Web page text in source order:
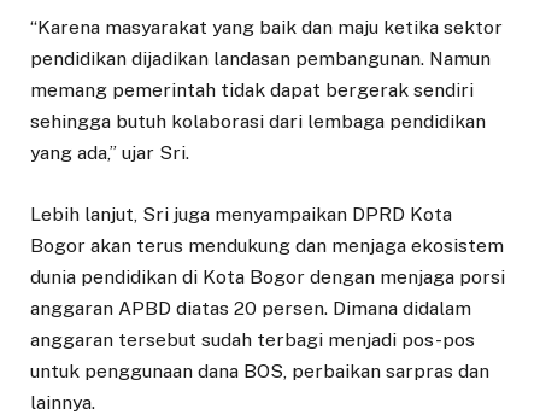
“Karena masyarakat yang baik dan maju ketika sektor
pendidikan dijadikan landasan pembangunan. Namun
memang pemerintah tidak dapat bergerak sendiri
sehingga butuh kolaborasi dari lembaga pendidikan
yang ada,” ujar Sri.
Lebih lanjut, Sri juga menyampaikan DPRD Kota
Bogor akan terus mendukung dan menjaga ekosistem
dunia pendidikan di Kota Bogor dengan menjaga porsi
anggaran APBD diatas 20 persen. Dimana didalam
anggaran tersebut sudah terbagi menjadi pos-pos
untuk penggunaan dana BOS, perbaikan sarpras dan
lainnya.